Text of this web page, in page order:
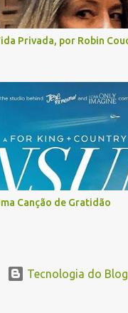
Privada, por Robin
Canção de Gratidão
Tecnologia do